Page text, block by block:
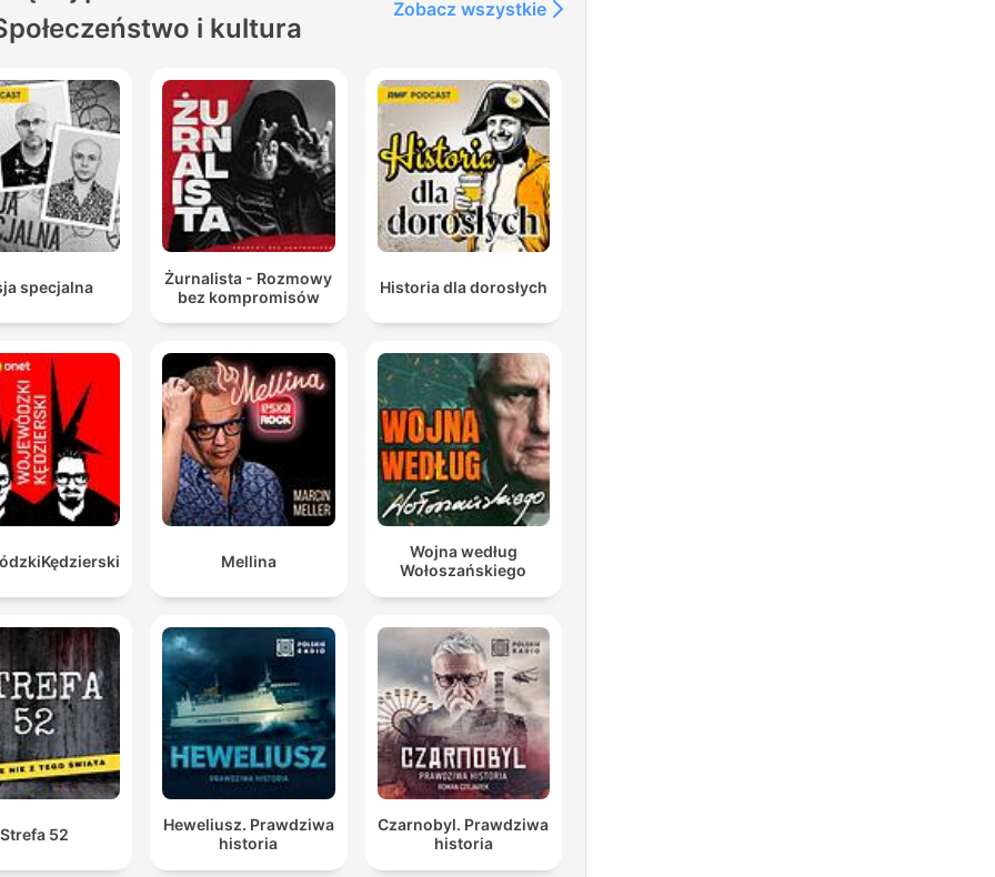
i kultura
Zobacz wszystkie
specjalna
Żurnalista - Rozmowy
bez kompromisów
Historia dla dorosłych
Mellina
Wojna według
Wołoszańskiego
Strefa 52
Heweliusz. Prawdziwa
historia
Czarnobyl. Prawdziwa
historia